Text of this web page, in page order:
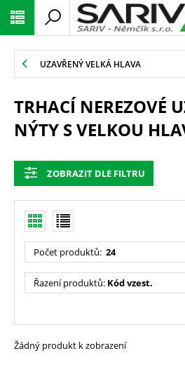
UZAVŘENÝ VELKÁ HLAVA
TRHACÍ NEREZOVÉ
NÝTY S VELKOU
ZOBRAZIT DLE FILTRU
Počet produktů: 24
Řazení produktů: Kód vzest.
Žádný produkt k zobrazení